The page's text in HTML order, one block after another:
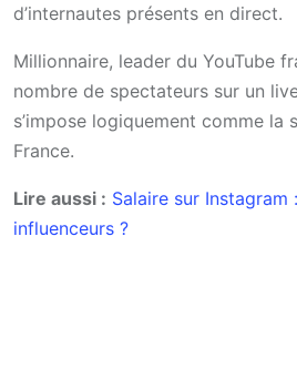
d’internautes présents en direct.
Millionnaire, leader du YouTube
nombre de spectateurs sur un
s’impose logiquement comme la
France.
Lire aussi : Salaire sur
influenceurs ?